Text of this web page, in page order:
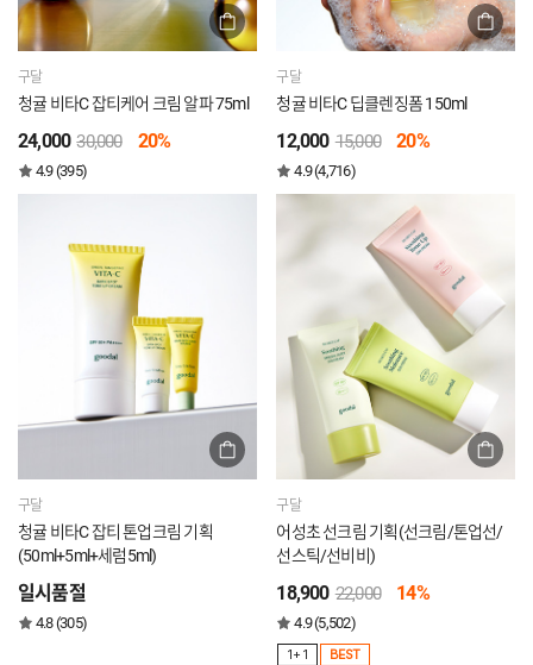
구달
청귤 비타C 잡티케어 크림 알파 75ml
24,000 30,000 20%
4.9 (395)
구달
청귤 비타C 딥클렌징폼 150ml
12,000 15,000 20%
4.9 (4,716)
구달
청귤 비타C 잡티 톤업크림 기획
(50ml+5ml+세럼5ml)
일시품절
4.8 (305)
구달
어성초 선크림 기획(선크림/톤업선/
선스틱/선비비)
18,900 22,000 14%
4.9 (5,502)
1+1 BEST